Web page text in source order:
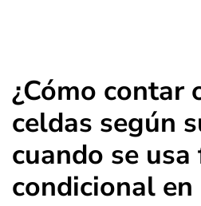
¿Cómo contar
celdas según
cuando se
condicional en